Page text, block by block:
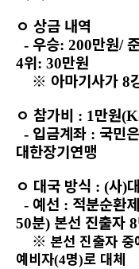
ㅇ 상금 내역
- 우승: 200만원/
4위: 30만원
※ 아마기사가 8
ㅇ 참가비 : 1만원
- 입금계좌 : 국민
대한장기연맹
ㅇ 대국 방식 : (사)
- 예선 : 적분순환제
50분) 본선 진출자 8
※ 본선 진출자
예비자(4명)로 대체